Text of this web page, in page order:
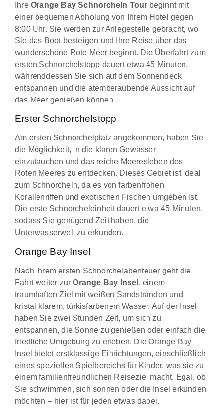
Ihre Orange Bay Schnorcheln Tour beginnt mit
einer bequemen Abholung von Ihrem Hotel gegen
8:00 Uhr. Sie werden zur Anlegestelle gebracht, wo
Sie das Boot besteigen und Ihre Reise über das
wunderschöne Rote Meer beginnt. Die Überfahrt zum
ersten Schnorchelstopp dauert etwa 45 Minuten,
währenddessen Sie sich auf dem Sonnendeck
entspannen und die atemberaubende Aussicht auf
das Meer genießen können.
Erster Schnorchelstopp
Am ersten Schnorchelplatz angekommen, haben Sie
die Möglichkeit, in die klaren Gewässer
einzutauchen und das reiche Meeresleben des
Roten Meeres zu entdecken. Dieses Gebiet ist ideal
zum Schnorcheln, da es von farbenfrohen
Korallenriffen und exotischen Fischen umgeben ist.
Die erste Schnorcheleinheit dauert etwa 45 Minuten,
sodass Sie genügend Zeit haben, die
Unterwasserwelt zu erkunden.
Orange Bay Insel
Nach Ihrem ersten Schnorchelabenteuer geht die
Fahrt weiter zurOrange Bay Insel , einem
traumhaften Ziel mit weißen Sandstränden und
kristallklarem, türkisfarbenem Wasser. Auf der Insel
haben Sie zwei Stunden Zeit, um sich zu
entspannen, die Sonne zu genießen oder einfach die
friedliche Umgebung zu erleben. Die Orange Bay
Insel bietet erstklassige Einrichtungen, einschließlich
eines speziellen Spielbereichs für Kinder, was sie zu
einem familienfreundlichen Reiseziel macht. Egal, ob
Sie schwimmen, sich sonnen oder die Insel erkunden
möchten – hier ist für jeden etwas dabei.